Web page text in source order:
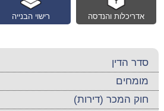
רישוי הבנייה אדריכלות והנדסה
סדר הדין
מומחים
חוק המכר (דירות)